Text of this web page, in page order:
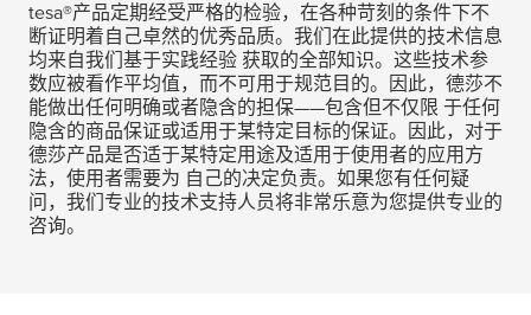
tesa®产品定期经受严格的检验，在各种苛刻的条件下不
断证明着自己卓然的优秀品质。我们在此提供的技术信息
均来自我们基于实践经验 获取的全部知识。这些技术参
数应被看作平均值，而不可用于规范目的。因此，德莎不
能做出任何明确或者隐含的担保——包含但不仅限 于任何
隐含的商品保证或适用于某特定目标的保证。因此，对于
德莎产品是否适于某特定用途及适用于使用者的应用方
法，使用者需要为 自己的决定负责。如果您有任何疑
问，我们专业的技术支持人员将非常乐意为您提供专业的
咨询。